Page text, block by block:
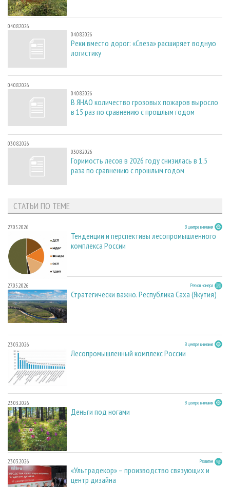
04.08.2026
04.08.2026
Реки вместо дорог: «Свеза» расширяет водную
логистику
04.08.2026
04.08.2026
В ЯНАО количество грозовых пожаров выросло
в 15 раз по сравнению с прошлым годом
03.08.2026
03.08.2026
Горимость лесов в 2026 году снизилась в 1,5
раза по сравнению с прошлым годом
СТАТЬИ ПО ТЕМЕ
27.05.2026 В центре внимания
Тенденции и перспективы лесопромышленного
комплекса России
27.05.2026 Регион номера
Стратегически важно. Республика Саха (Якутия)
23.03.2026 В центре внимания
Лесопромышленный комплекс России
23.03.2026 В центре внимания
Деньги под ногами
23.03.2026 Развитие
«Ультрадекор» – производство связующих и
центр дизайна